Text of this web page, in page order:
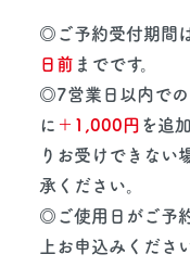
◎ご予約受付期間
日前 までです。
◎7営業日以内での
に ＋1,000円 を追
りお受けできない
承ください。
◎ご使用日がご予
上お申込みくださ